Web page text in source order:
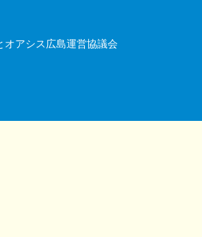
オアシス広島運営協議会